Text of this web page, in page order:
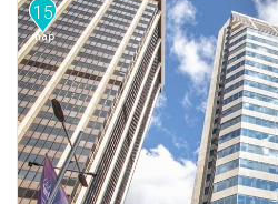
15